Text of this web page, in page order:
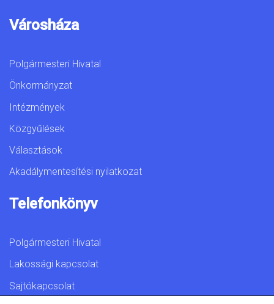
Városháza
Polgármesteri Hivatal
Önkormányzat
Intézmények
Közgyűlések
Választások
Akadálymentesítési nyilatkozat
Telefonkönyv
Polgármesteri Hivatal
Lakossági kapcsolat
Sajtókapcsolat